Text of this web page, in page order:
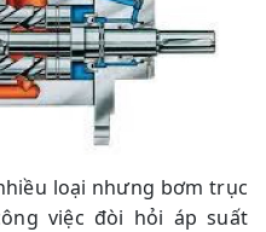
loại nhưng bơm trục
việc đòi hỏi áp suất